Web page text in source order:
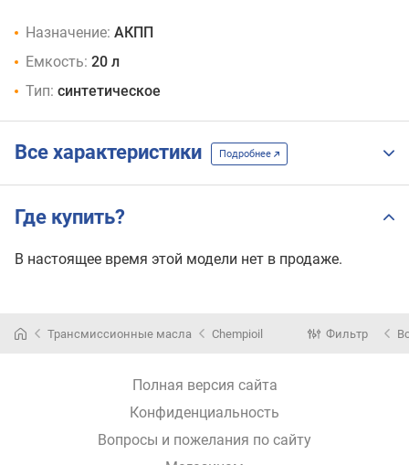
Назначение: АКПП
Емкость: 20 л
Тип: синтетическое
Все характеристики Подробнее
Где купить?
В настоящее время этой модели нет в продаже.
Трансмиссионные масла Chempioil Фильтр
Полная версия сайта
Конфиденциальность
Вопросы и пожелания по сайту